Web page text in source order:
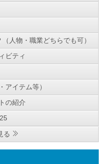
人物・職業どちらでも可）
ビティ
アイテム等）
の紹介
る